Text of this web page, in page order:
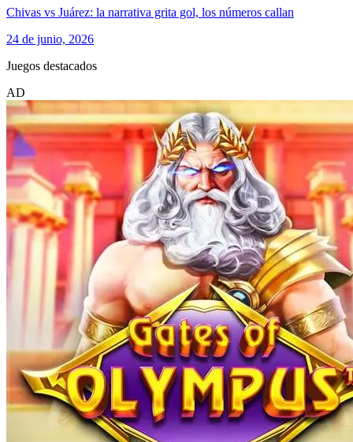
Chivas vs Juárez: la narrativa grita gol, los números callan
24 de junio, 2026
Juegos destacados
AD